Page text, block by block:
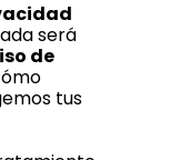
será
de
tus